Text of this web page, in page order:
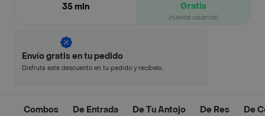
35 min
Gratis
(nuevos usuarios)
Envío gratis en tu pedido
Disfruta este descuento en tu pedido y recíbelo
Combos De Entrada De Tu Antojo De Res De